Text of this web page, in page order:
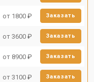
от 1800 ₽ Заказать
от 3600 ₽ Заказать
от 8900 ₽ Заказать
от 3100 ₽ Заказать